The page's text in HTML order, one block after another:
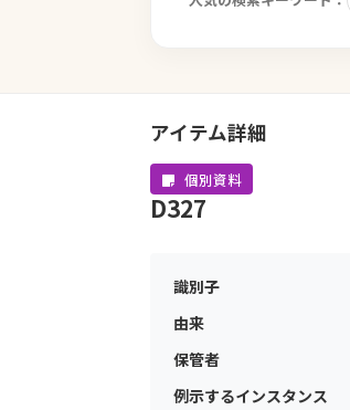
アイテム詳細
個別資料
D327
識別子
由来
保管者
例示するインスタンス